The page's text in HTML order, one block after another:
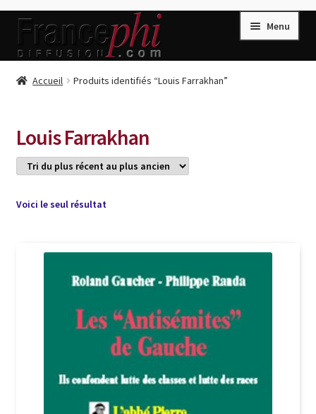
Aller
la
Aller
contenu
Menu
Accueil
Conditions de Vente
Connection
Listes d’Envies
Livres de Peter Randa
Livres de Philippe Randa
Login Customizer
Nous Contacter
Accueil Produits identifiés “Louis Farrakhan”
Louis Farrakhan
Voici le seul résultat